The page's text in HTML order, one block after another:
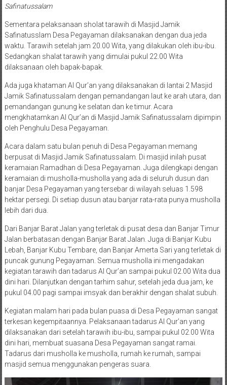
Safinatussalam
Sementara pelaksanaan sholat tarawih di Masjid Jamik
Safinatusslam Desa Pegayaman dilaksanakan dengan dua jeda
waktu. Tarawih setelah jam 20.00 Wita, yang dilakukan oleh ibu-ibu.
Sedangkan shalat tarawih yang dimulai pukul 22.00 Wita
dilaksanaan oleh bapak-bapak.
Ada juga khataman Al Qur’an yang dilaksanakan di lantai 2 Masjid
Jamik Safinatussalam dengan pemandangan laut ke arah utara, dan
pemandangan gunung ke selatan dan ke timur. Acara
mengkhatamkan Al Qur’an di Masjid Jamik Safinatussalam dipimpin
oleh Penghulu Desa Pegayaman.
Acara dalam satu bulan penuh di Desa Pegayaman memang
berpusat di Masjid Jamik Safinatussalam. Di masjid inilah pusat
keramaian Ramadhan di Desa Pegayaman. Juga dilengkapi dengan
keramaian di musholla-musholla yang ada di seluruh dusun dan
banjar Desa Pegayaman yang tersebar di wilayah seluas 1.598
hektar persegi. Di setiap dusun atau banjar rata-rata punya musholla
lebih dari dua.
Dari Banjar Barat Jalan yang terletak di pusat desa dan Banjar Timur
Jalan berbatasan dengan Banjar Barat Jalan. Juga di Banjar Kubu
Lebah, Banjar Kubu Tembare, dan Banjar Amerta Sari yang terletak di
puncak gunung Pegayaman. Semua musholla ini mengadakan
kegiatan tarawih dan tadarus Al Qur’an sampai pukul 02.00 Wita dua
dini hari. Dilanjutkan dengan tarhim sahur, setelah jeda dua jam, ke
pukul 04.00 pagi sampai imsyak dan berakhir dengan shalat subuh.
Kegiatan malam hari pada bulan puasa di Desa Pegayaman sangat
terkesan kegempitaannya. Pelaksanaan tadarus Al Qur’an yang
dilaksanakan dari setelah tarawih ibu-ibu, sampai pukul 02.00 Wita
dini hari, membuat suasana Desa Pegayaman sangat ramai.
Tadarus dari musholla ke musholla, rumah ke rumah, sampai
masjid semua menggunakan pengeras suara.